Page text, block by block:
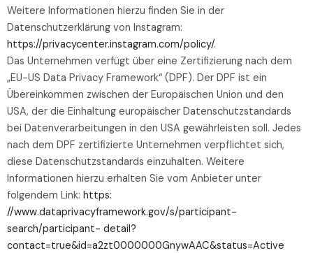
Weitere Informationen hierzu finden Sie in der
Datenschutzerklärung von Instagram:
https://privacycenter.instagram.com/policy/.
Das Unternehmen verfügt über eine Zertifizierung nach dem
„EU-US Data Privacy Framework“ (DPF). Der DPF ist ein
Übereinkommen zwischen der Europäischen Union und den
USA, der die Einhaltung europäischer Datenschutzstandards
bei Datenverarbeitungen in den USA gewährleisten soll. Jedes
nach dem DPF zertifizierte Unternehmen verpflichtet sich,
diese Datenschutzstandards einzuhalten. Weitere
Informationen hierzu erhalten Sie vom Anbieter unter
folgendem Link: https:
//www.dataprivacyframework.gov/s/participant-
search/participant- detail?
contact=true&id=a2zt0000000GnywAAC&status=Active